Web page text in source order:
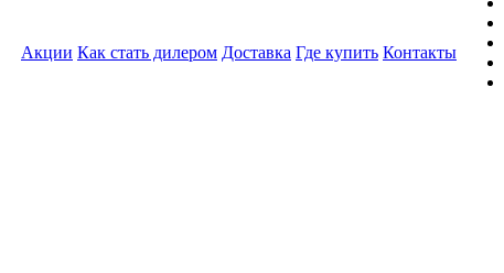
Акции Как стать дилером Доставка Где купить Контакты